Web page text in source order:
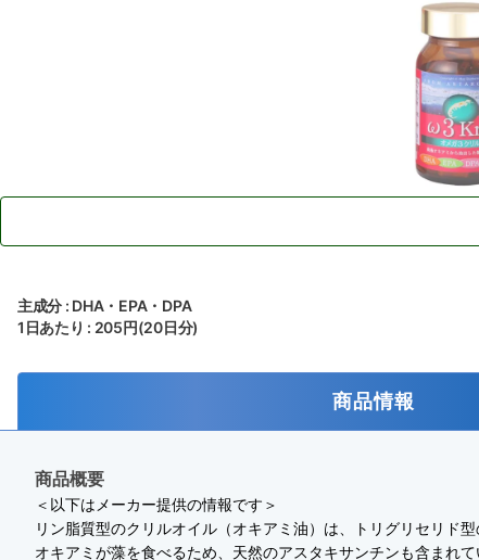
主成分 : DHA・EPA・DPA
1日あたり : 205円(20日分)
商品情報
商品概要
＜以下はメーカー提供の情報です＞
リン脂質型のクリルオイル（オキアミ油）は、トリグリセリド
オキアミが藻を食べるため、天然のアスタキサンチンも含まれて